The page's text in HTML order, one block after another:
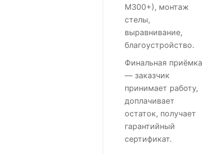
М300+), монтаж
стелы,
выравнивание,
благоустройство.
Финальная приёмка
— заказчик
принимает работу,
доплачивает
остаток, получает
гарантийный
сертификат.